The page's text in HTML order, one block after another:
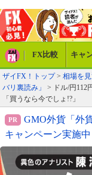
FX比較 キャ
ザイFX！トップ> 相場を
バリ裏読み」
> ドル/円112
「買うなら今でしょ!?」
GMO外貨「外
キャンペーン実施中